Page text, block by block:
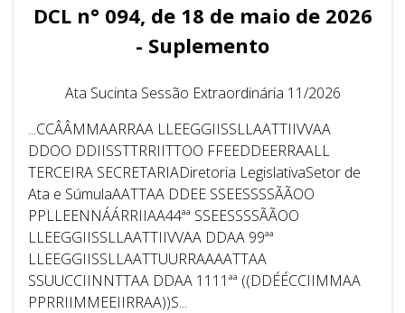
DCL n° 094, de 18 de maio de 2026
- Suplemento
Ata Sucinta Sessão Extraordinária 11/2026
...CCÂÂMMAARRAA LLEEGGIISSLLAATTIIVVAA
DDOO DDIISSTTRRIITTOO FFEEDDEERRAALL
TERCEIRA SECRETARIADiretoria LegislativaSetor de
Ata e SúmulaAATTAA DDEE SSEESSSSÃÃOO
PPLLEENNÁÁRRIIAA44ªª SSEESSSSÃÃOO
LLEEGGIISSLLAATTIIVVAA DDAA 99ªª
LLEEGGIISSLLAATTUURRAAAATTAA
SSUUCCIINNTTAA DDAA 1111ªª ((DDÉÉCCIIMMAA
PPRRIIMMEEIIRRAA))S...